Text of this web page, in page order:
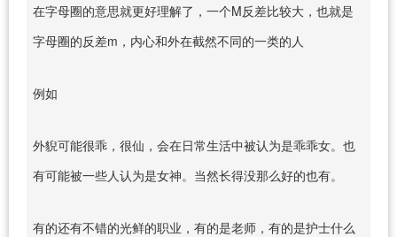
在字母圈的意思就更好理解了，一个M反差比较大，也就是
字母圈的反差m，内心和外在截然不同的一类的人
例如
外貎可能很乖，很仙，会在日常生活中被认为是乖乖女。也
有可能被一些人认为是女神。当然长得没那么好的也有。
有的还有不错的光鲜的职业，有的是老师，有的是护士什么